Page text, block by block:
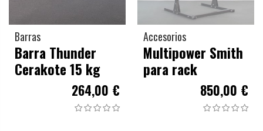
Barras
Barra Thunder
Cerakote 15 kg
264,00 €
Accesorios
Multipower Smith
para rack
850,00 €